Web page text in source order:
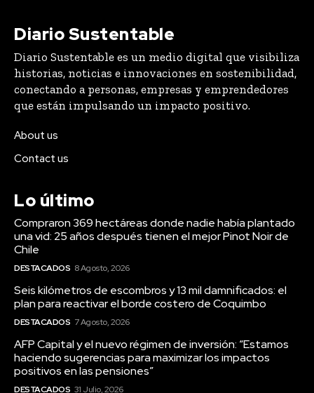
Diario Sustentable
Diario Sustentable es un medio digital que visibiliza
historias, noticias e innovaciones en sostenibilidad,
conectando a personas, empresas y emprendedores
que están impulsando un impacto positivo.
About us
Contact us
Lo último
Compraron 369 hectáreas donde nadie había plantado
una vid: 25 años después tienen el mejor Pinot Noir de
Chile
DESTACADOS 8 Agosto, 2026
Seis kilómetros de escombros y 13 mil damnificados: el
plan para reactivar el borde costero de Coquimbo
DESTACADOS 7 Agosto, 2026
AFP Capital y el nuevo régimen de inversión: “Estamos
haciendo sugerencias para maximizar los impactos
positivos en las pensiones”
DESTACADOS 31 Julio, 2026